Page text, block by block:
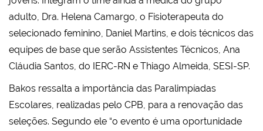
adulto, Dra. Helena Camargo, o Fisioterapeuta do
selecionado feminino, Daniel Martins, e dois técnicos das
equipes de base que serão Assistentes Técnicos, Ana
Cláudia Santos, do IERC-RN e Thiago Almeida, SESI-SP.
Bakos ressalta a importância das Paralimpíadas
Escolares, realizadas pelo CPB, para a renovação das
seleções. Segundo ele “o evento é uma oportunidade